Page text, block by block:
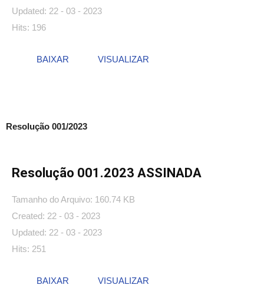
Updated: 22 - 03 - 2023
Hits: 196
BAIXAR VISUALIZAR
Resolução 001/2023
Resolução 001.2023 ASSINADA
Tamanho do Arquivo: 160.74 KB
Created: 22 - 03 - 2023
Updated: 22 - 03 - 2023
Hits: 251
BAIXAR VISUALIZAR